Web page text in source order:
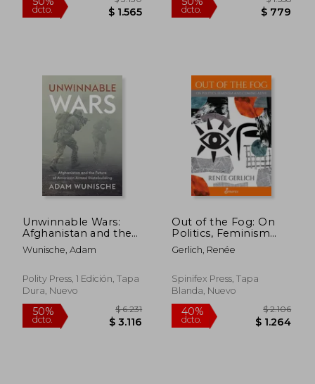
40%
dcto.
40%
dcto.
Unwinnable Wars:
Afghanistan and the
Future of American
Armed Statebuilding
Wunische, Adam
Polity Press, 1 Edición, Tapa
Dura, Nuevo
Out of the Fog: On
Politics, Feminism
and Coming Alive (en
Inglés)
Gerlich, Renée
Spinifex Press, Tapa
Blanda, Nuevo